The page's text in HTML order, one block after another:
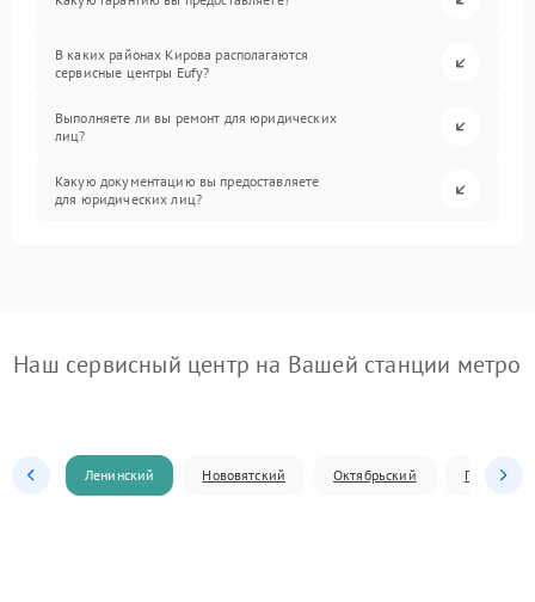
В каких районах Кирова располагаются
сервисные центры Eufy?
Выполняете ли вы ремонт для юридических
лиц?
Какую документацию вы предоставляете
для юридических лиц?
Наш сервисный центр на Вашей станции метро
Ленинский Нововятский Октябрьский